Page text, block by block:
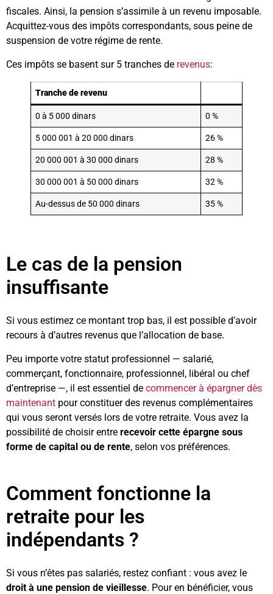
fiscales. Ainsi, la pension s’assimile à un revenu imposable.
Acquittez-vous des impôts correspondants, sous peine de
suspension de votre régime de rente.
Ces impôts se basent sur 5 tranches de revenus:
Tranche de revenu
0 à 5 000 dinars 0 %
5 000 001 à 20 000 dinars 26 %
20 000 001 à 30 000 dinars 28 %
30 000 001 à 50 000 dinars 32 %
Au-dessus de 50 000 dinars 35 %
Le cas de la pension
insuffisante
Si vous estimez ce montant trop bas, il est possible d’avoir
recours à d’autres revenus que l’allocation de base.
Peu importe votre statut professionnel — salarié,
commerçant, fonctionnaire, professionnel, libéral ou chef
d’entreprise —, il est essentiel de commencer à épargner dès
maintenant pour constituer des revenus complémentaires
qui vous seront versés lors de votre retraite. Vous avez la
possibilité de choisir entre recevoir cette épargne sous
forme de capital ou de rente, selon vos préférences.
Comment fonctionne la
retraite pour les
indépendants ?
Si vous n’êtes pas salariés, restez confiant : vous avez le
droit à une pension de vieillesse. Pour en bénéficier, vous